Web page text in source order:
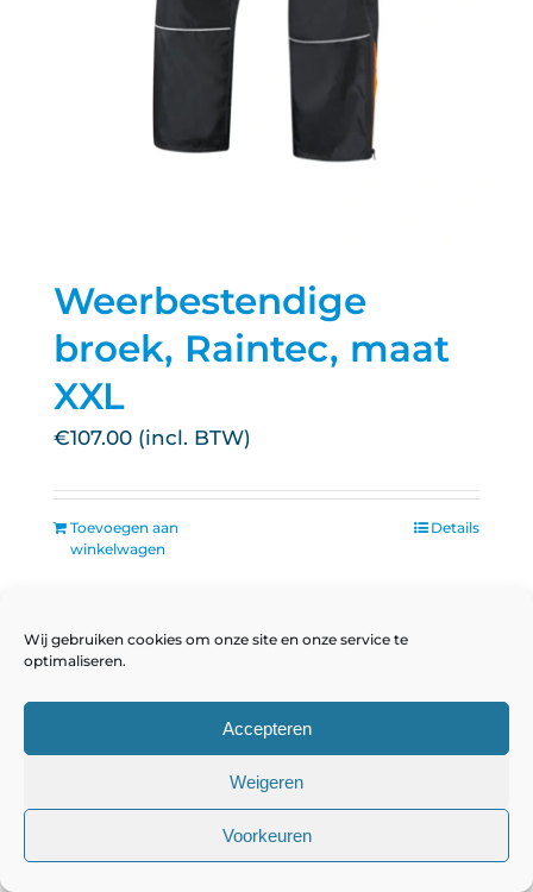
Wij gebruiken cookies om onze site en onze service te
optimaliseren.
Accepteren
Weigeren
Voorkeuren
Weerbestendige
broek, Raintec, maat
XXL
€107.00
Toevoegen aan
winkelwagen
Details